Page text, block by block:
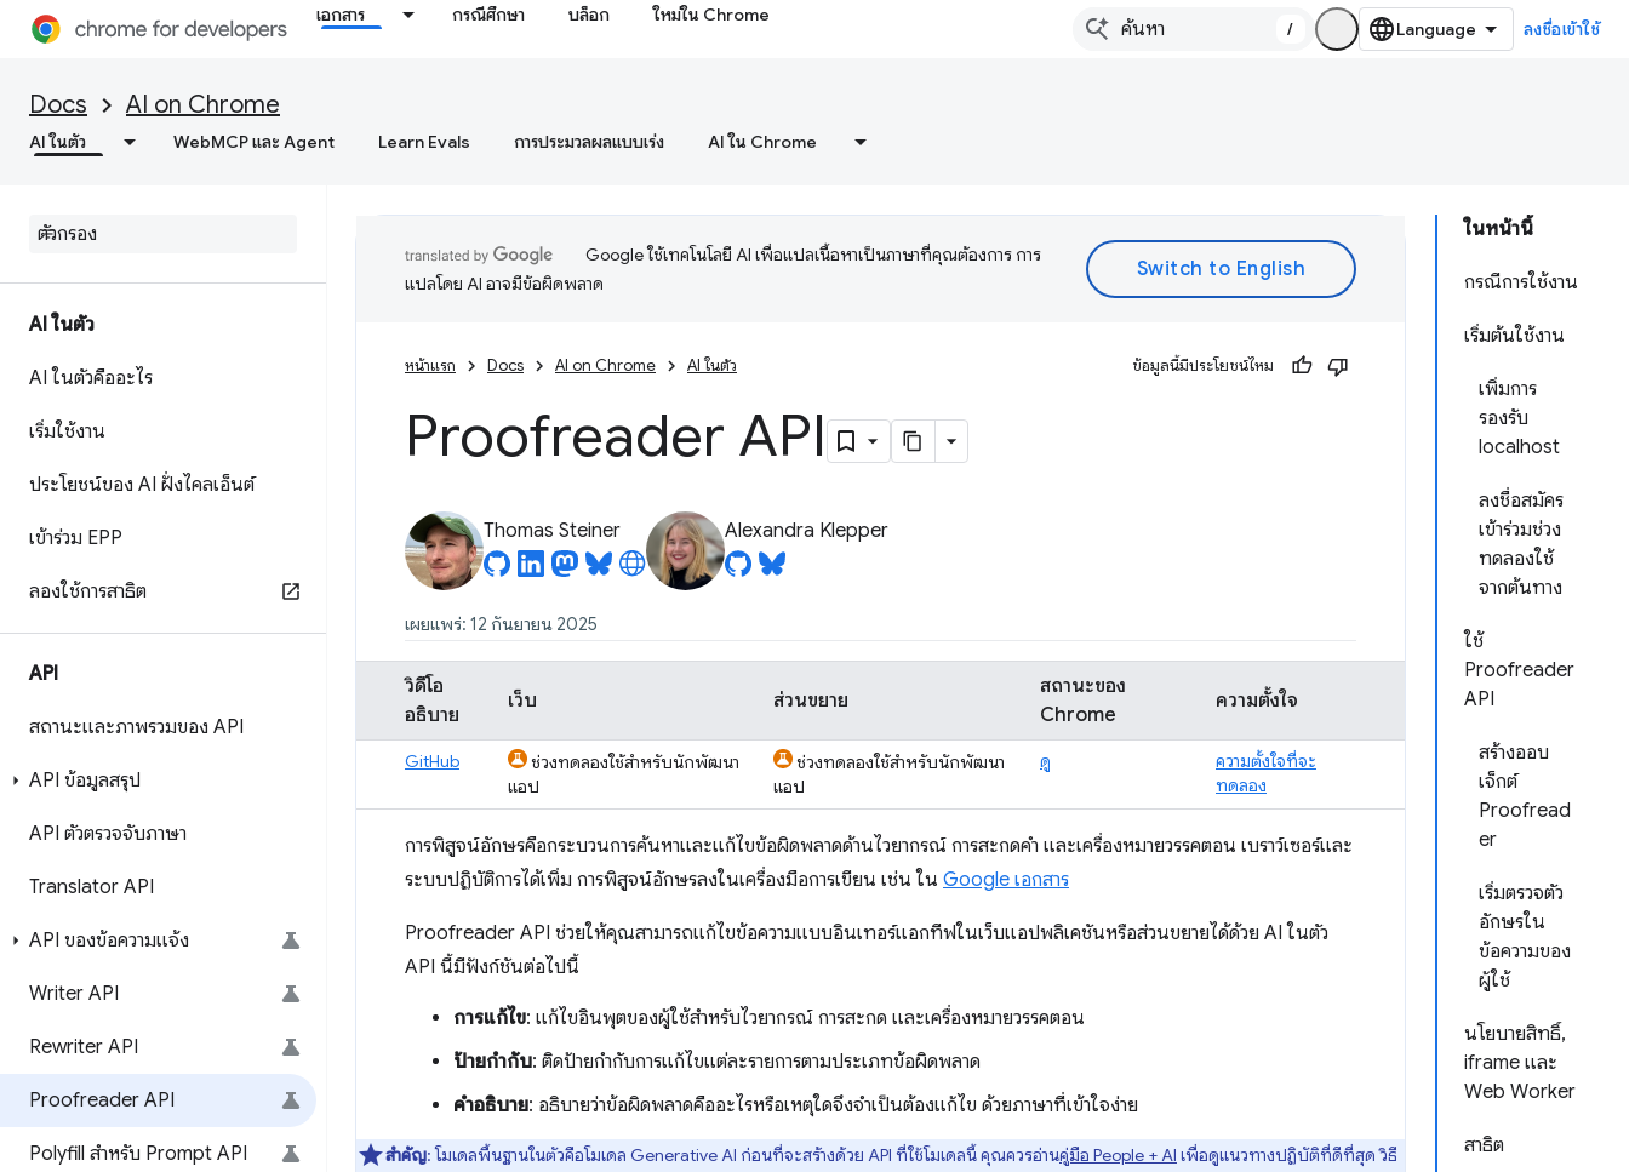
เอกสาร กรณีศึกษา บล็อก ใหม่ใน Chrome
/ ลงชื่อเข้าใช้
Docs AI on Chrome
AI ในตัว WebMCP และ Agent Learn Evals การประมวลผลแบบเร่ง AI ใน Chrome
AI ในตัว
AI ในตัวคืออะไร
เริ่มใช้งาน
ประโยชน์ของ AI ฝั่งไคลเอ็นต์
เข้าร่วม EPP
ลองใช้การสาธิต
API
สถานะและภาพรวมของ API
API ข้อมูลสรุป
API ตัวตรวจจับภาษา
Translator API
API ของข้อความแจ้ง
Writer API
Rewriter API
Proofreader API
Polyfill สำหรับ Prompt API
ในหน้านี้
กรณีการใช้งาน
เริ่มต้นใช้งาน
เพิ่มการ
รองรับ
localhost
ลงชื่อสมัคร
เข้าร่วมช่วง
ทดลองใช้
จากต้นทาง
ใช้
Proofreader
API
สร้างออบ
เจ็กต์
Proofread
er
เริ่มตรวจตัว
อักษรใน
ข้อความของ
ผู้ใช้
นโยบายสิทธิ์,
iframe และ
Web Worker
สาธิต
Google ใช้เทคโนโลยี AI เพื่อแปลเนื้อหาเป็นภาษาที่คุณต้องการ การ
แปลโดย AI อาจมีข้อผิดพลาด
หน้าแรก Docs AI on Chrome AI ในตัว ข้อมูลนี้มีประโยชน์ไหม
Proofreader API
Thomas Steiner Alexandra Klepper
เผยแพร่: 12 กันยายน 2025
วิดีโอ
อธิบาย
เว็บ ส่วนขยาย
สถานะของ
Chrome
ความตั้งใจ
GitHub
ช่วงทดลองใช้สำหรับนักพัฒนา
แอป
ช่วงทดลองใช้สำหรับนักพัฒนา
แอป
ดู
ความตั้งใจที่จะ
ทดลอง
การพิสูจน์อักษรคือกระบวนการค้นหาและแก้ไขข้อผิดพลาดด้านไวยากรณ์ การสะกดคำ และเครื่องหมายวรรคตอน เบราว์เซอร์และ
ระบบปฏิบัติการได้เพิ่ม การพิสูจน์อักษรลงในเครื่องมือการเขียน เช่น ใน Google เอกสาร
Proofreader API ช่วยให้คุณสามารถแก้ไขข้อความแบบอินเทอร์แอกทีฟในเว็บแอปพลิเคชันหรือส่วนขยายได้ด้วย AI ในตัว
API นี้มีฟังก์ชันต่อไปนี้
การแก้ไข: แก้ไขอินพุตของผู้ใช้สำหรับไวยากรณ์ การสะกด และเครื่องหมายวรรคตอน
ป้ายกำกับ: ติดป้ายกำกับการแก้ไขแต่ละรายการตามประเภทข้อผิดพลาด
คำอธิบาย: อธิบายว่าข้อผิดพลาดคืออะไรหรือเหตุใดจึงจำเป็นต้องแก้ไข ด้วยภาษาที่เข้าใจง่าย
สำคัญ: โมเดลพื้นฐานในตัวคือโมเดล Generative AI ก่อนที่จะสร้างด้วย API ที่ใช้โมเดลนี้ คุณควรอ่านคู่มือ People + AI เพื่อดูแนวทางปฏิบัติที่ดีที่สุด วิธี